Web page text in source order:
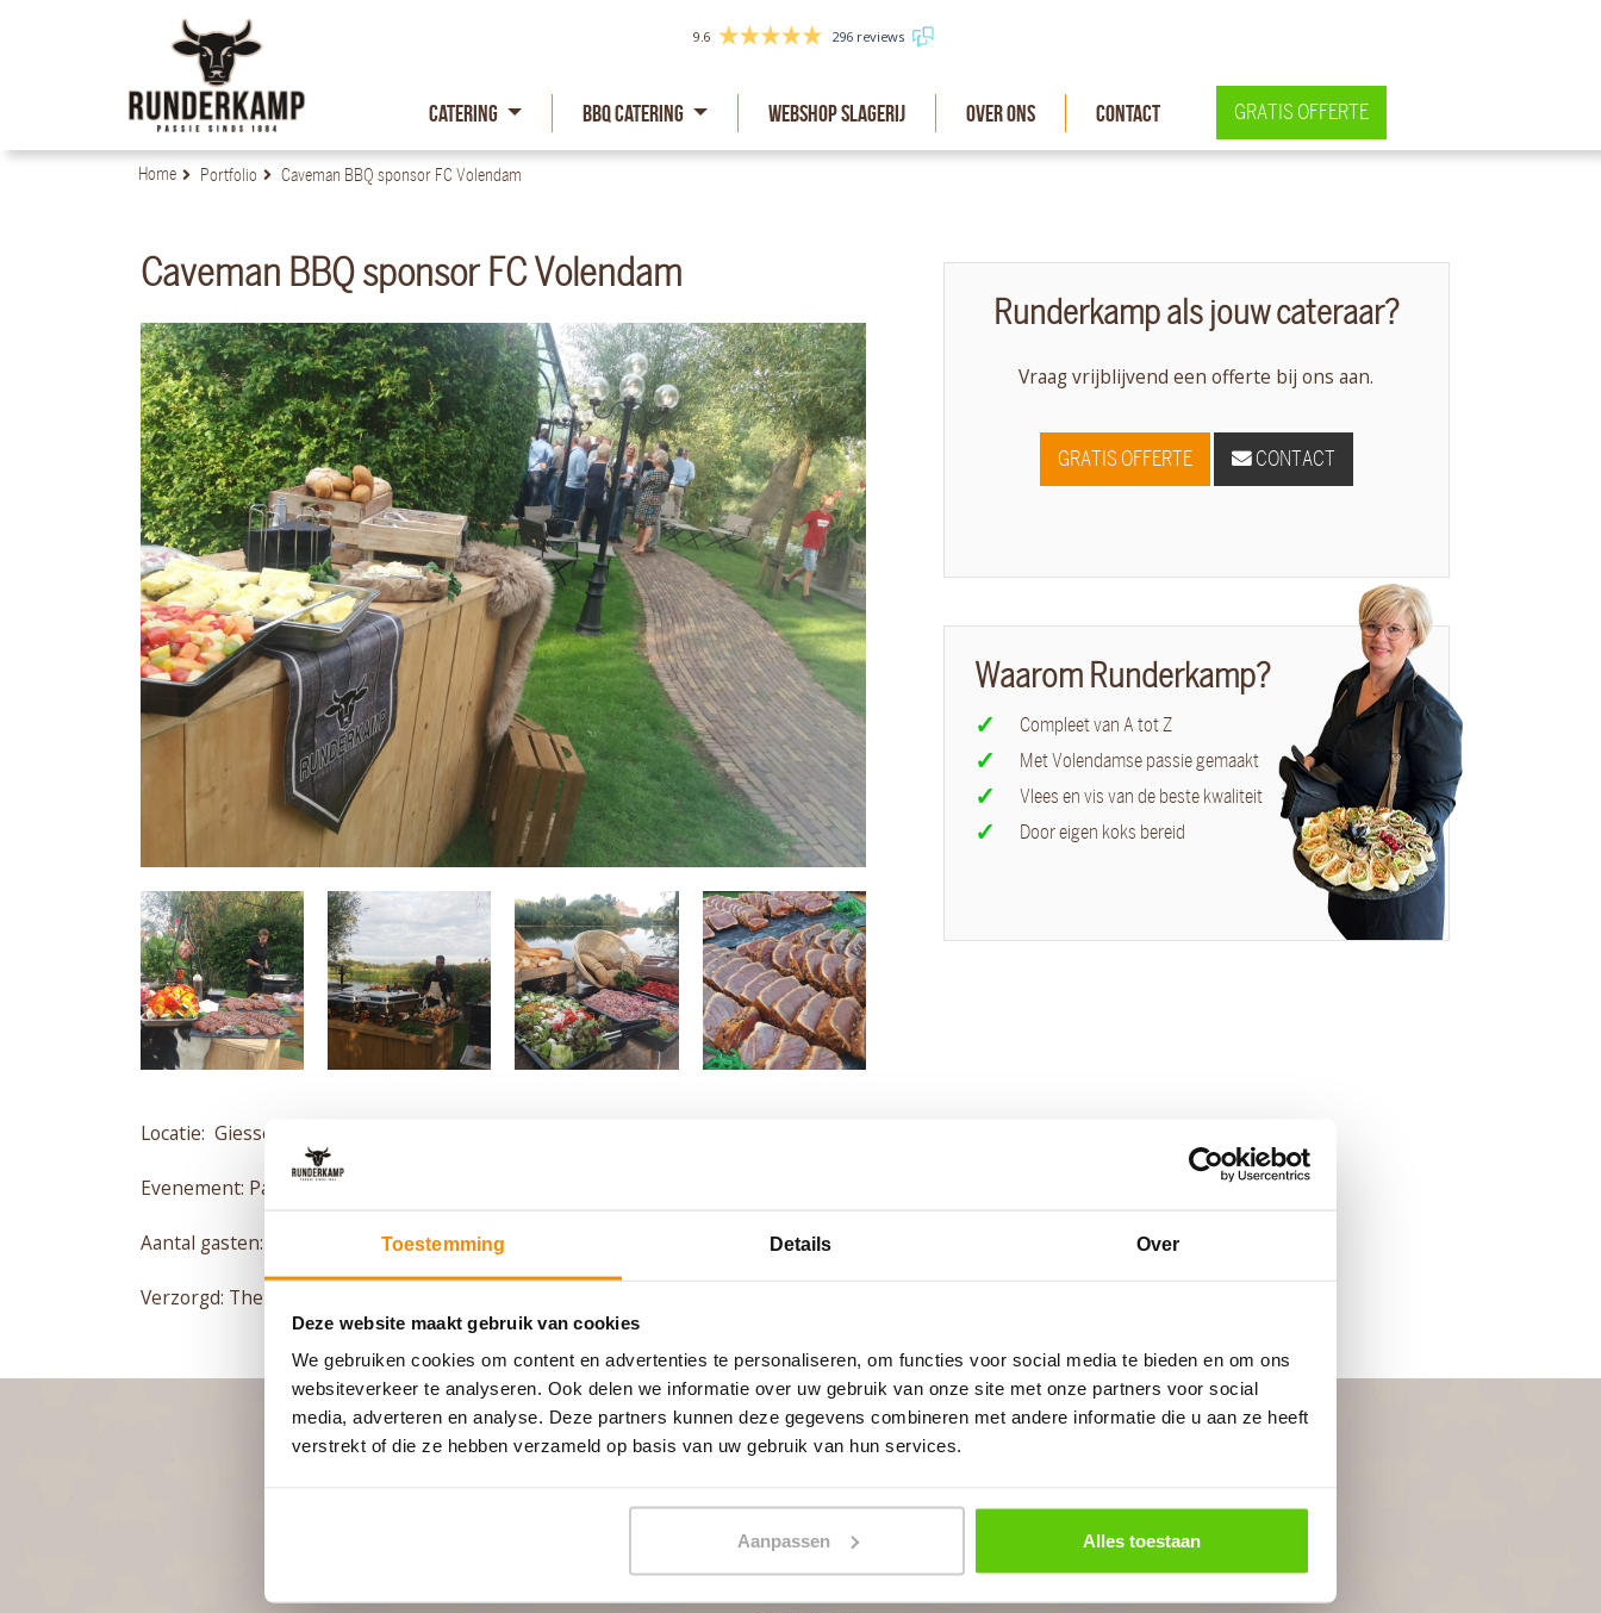
Toestemming Details Over
Deze website maakt gebruik van cookies
We gebruiken cookies om content en advertenties te personaliseren, om functies voor social media te bieden en om ons
websiteverkeer te analyseren. Ook delen we informatie over uw gebruik van onze site met onze partners voor social
media, adverteren en analyse. Deze partners kunnen deze gegevens combineren met andere informatie die u aan ze heeft
verstrekt of die ze hebben verzameld op basis van uw gebruik van hun services.
Aanpassen Alles toestaan
Catering BBQ Catering Webshop slagerij Over Ons Contact GRATIS OFFERTE
9.6 296 reviews
Home Portfolio Caveman BBQ sponsor FC Volendam
Caveman BBQ sponsor FC Volendam
Locatie: Giessenberg
Evenement: Particulier BBQ feest
Aantal gasten: 75
Verzorgd: The Caveman BBQ met koks
Runderkamp als jouw cateraar?
Vraag vrijblijvend een offerte bij ons aan.
GRATIS OFFERTE CONTACT
Waarom Runderkamp?
Compleet van A tot Z
Met Volendamse passie gemaakt
Vlees en vis van de beste kwaliteit
Door eigen koks bereid
PLAN JOUW FEEST
In 4 stappen een offerte op maat